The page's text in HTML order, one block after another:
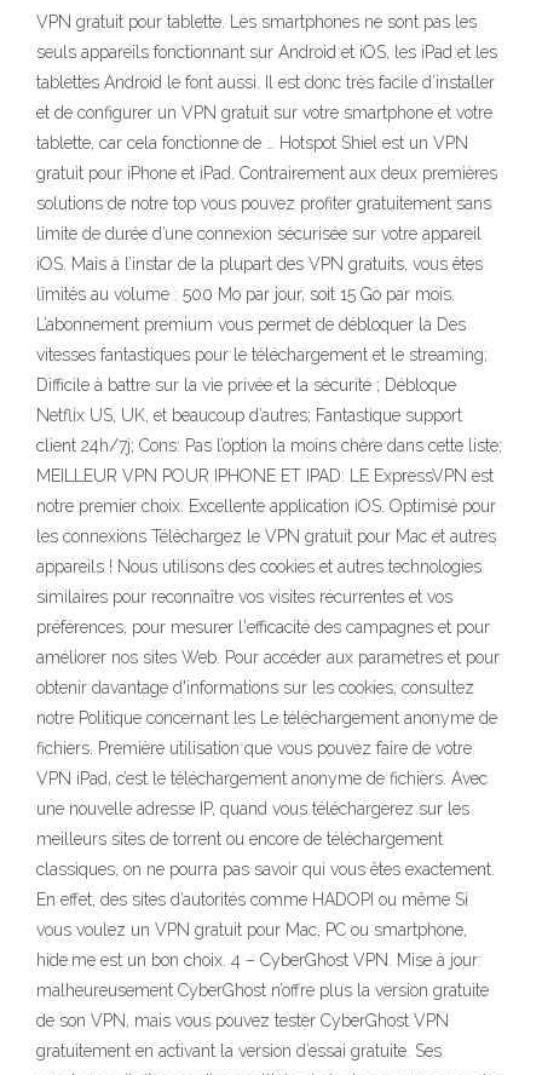
VPN gratuit pour tablette. Les smartphones ne sont pas les
seuls appareils fonctionnant sur Android et iOS, les iPad et les
tablettes Android le font aussi. Il est donc très facile d’installer
et de configurer un VPN gratuit sur votre smartphone et votre
tablette, car cela fonctionne de … Hotspot Shiel est un VPN
gratuit pour iPhone et iPad. Contrairement aux deux premières
solutions de notre top vous pouvez profiter gratuitement sans
limite de durée d’une connexion sécurisée sur votre appareil
iOS. Mais à l’instar de la plupart des VPN gratuits, vous êtes
limités au volume : 500 Mo par jour, soit 15 Go par mois.
L’abonnement premium vous permet de débloquer la Des
vitesses fantastiques pour le téléchargement et le streaming;
Difficile à battre sur la vie privée et la sécurité ; Débloque
Netflix US, UK, et beaucoup d’autres; Fantastique support
client 24h/7j; Cons: Pas l’option la moins chère dans cette liste;
MEILLEUR VPN POUR IPHONE ET IPAD: LE ExpressVPN est
notre premier choix. Excellente application iOS. Optimisé pour
les connexions Téléchargez le VPN gratuit pour Mac et autres
appareils ! Nous utilisons des cookies et autres technologies
similaires pour reconnaître vos visites récurrentes et vos
préférences, pour mesurer l'efficacité des campagnes et pour
améliorer nos sites Web. Pour accéder aux paramètres et pour
obtenir davantage d'informations sur les cookies, consultez
notre Politique concernant les Le téléchargement anonyme de
fichiers. Première utilisation que vous pouvez faire de votre
VPN iPad, c’est le téléchargement anonyme de fichiers. Avec
une nouvelle adresse IP, quand vous téléchargerez sur les
meilleurs sites de torrent ou encore de téléchargement
classiques, on ne pourra pas savoir qui vous êtes exactement.
En effet, des sites d’autorités comme HADOPI ou même Si
vous voulez un VPN gratuit pour Mac, PC ou smartphone,
hide.me est un bon choix. 4 – CyberGhost VPN. Mise à jour:
malheureusement CyberGhost n’offre plus la version gratuite
de son VPN, mais vous pouvez tester CyberGhost VPN
gratuitement en activant la version d’essai gratuite. Ses